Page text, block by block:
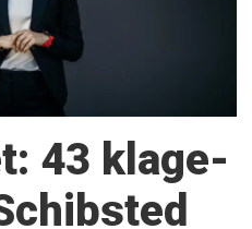
43 klage­